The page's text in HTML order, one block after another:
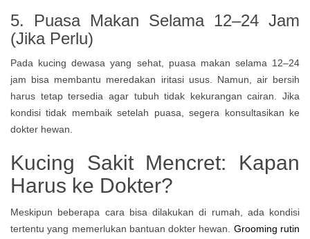
5. Puasa Makan Selama 12–24 Jam
(Jika Perlu)
Pada kucing dewasa yang sehat, puasa makan selama 12–24
jam bisa membantu meredakan iritasi usus. Namun, air bersih
harus tetap tersedia agar tubuh tidak kekurangan cairan. Jika
kondisi tidak membaik setelah puasa, segera konsultasikan ke
dokter hewan.
Kucing Sakit Mencret: Kapan
Harus ke Dokter?
Meskipun beberapa cara bisa dilakukan di rumah, ada kondisi
tertentu yang memerlukan bantuan dokter hewan. Grooming rutin